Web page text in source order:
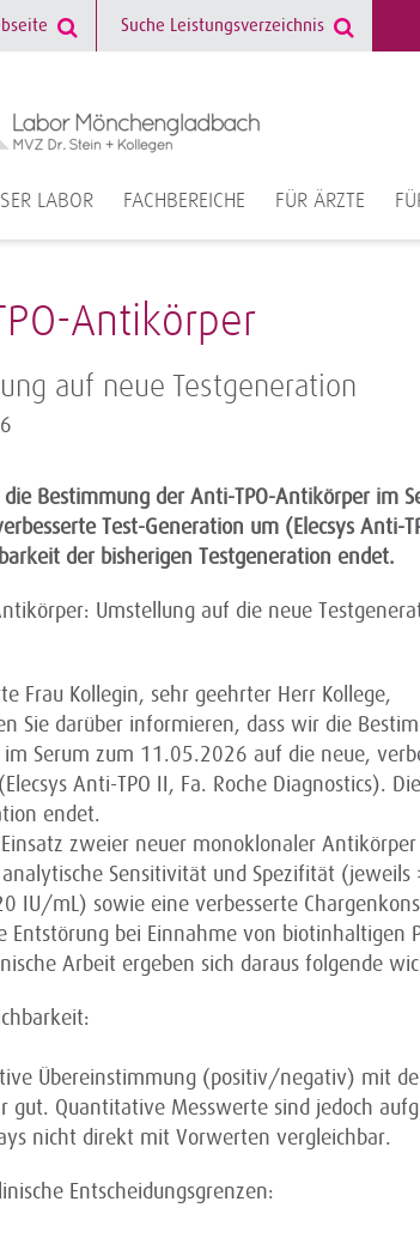
LABOR FACHBEREICHE FÜR ÄRZTE
Antikörper
auf neue Testgeneration
Bestimmung der Anti-TPO-Antikörper im
Test-Generation um (Elecsys Anti-
der bisherigen Testgeneration endet.
Umstellung auf die neue
Frau Kollegin, sehr geehrter Herr Kollege,
Sie darüber informieren, dass wir die
Serum zum 11.05.2026 auf die neue,
Anti-TPO II, Fa. Roche Diagnostics).
endet.
zweier neuer monoklonaler
Sensitivität und Spezifität
IU/mL) sowie eine verbesserte
Entstörung bei Einnahme von biotinhaltigen
Arbeit ergeben sich daraus folgende
Übereinstimmung (positiv/negativ) mit
gut. Quantitative Messwerte sind jedoch
nicht direkt mit Vorwerten vergleichbar.
Entscheidungsgrenzen: